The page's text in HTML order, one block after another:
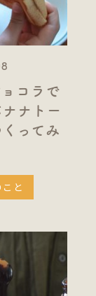
コラで
ナトー
ってみ
と